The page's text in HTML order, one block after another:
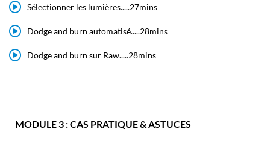
Sélectionner les lumières.....27mins
Dodge and burn automatisé.....28mins
Dodge and burn sur Raw.....28mins
MODULE 3 : CAS PRATIQUE & ASTUCES